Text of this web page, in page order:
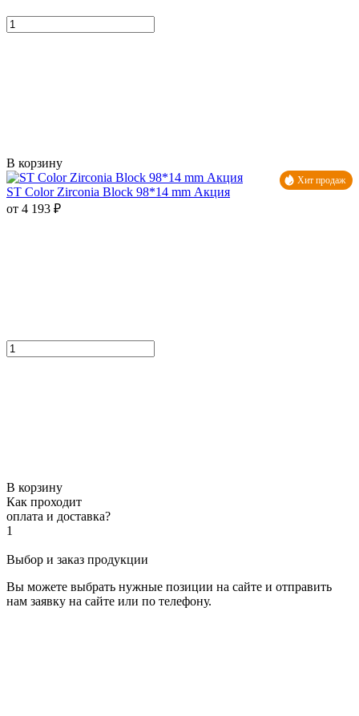
В корзину
Хит продаж
ST Color Zirconia Block 98*14 mm Акция
от 4 193 ₽
В корзину
Как проходит
оплата и доставка?
1
Выбор и заказ продукции
Вы можете выбрать нужные позиции на сайте и отправить
нам заявку на сайте или по телефону.